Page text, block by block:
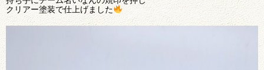
クリアー塗装で仕上げました